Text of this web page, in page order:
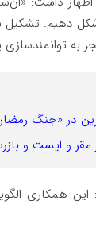
دهیم. تشکیل
به توانمندسازی
در «جنگ
و ایست و
همکاری